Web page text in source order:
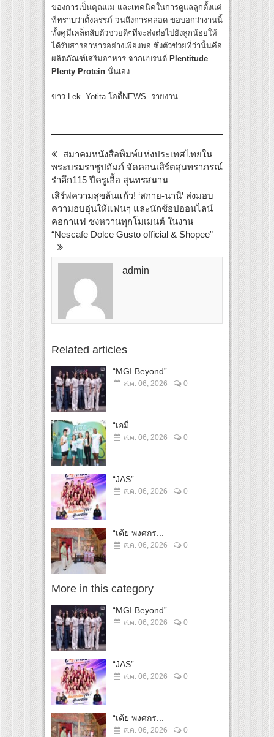
ของการเป็นคุณแม่ และเทคนิคในการดูแลลูกตั้งแต่
ที่ทราบว่าตั้งครรภ์ จนถึงการคลอด ขอบอกว่างานนี้
ทั้งคู่มีเคล็ดลับตัวช่วยดีๆที่จะส่งต่อไปยังลูกน้อยให้
ได้รับสารอาหารอย่างเพียงพอ ซึ่งตัวช่วยที่ว่านั้นคือ
ผลิตภัณฑ์เสริมอาหาร จากแบรนด์ Plentitude
Plenty Protein นั่นเอง
ข่าว Lek..Yotita โอดี้NEWS รายงาน
สมาคมหนังสือพิมพ์แห่งประเทศไทยใน
พระบรมราชูปถัมภ์ จัดคอนเสิร์ตสุนทราภรณ์
รำลึก115 ปีครูเอื้อ สุนทรสนาน
เสิร์ฟความสุขล้นแก้ว! ‘สกาย-นานิ’ ส่งมอบ
ความอบอุ่นให้แฟนๆ และนักช้อปออนไลน์
คอกาแฟ ชงหวานทุกโมเมนต์ ในงาน
“Nescafe Dolce Gusto official & Shopee”
admin
Related articles
“MGI Beyond”...
ส.ค. 06, 2026 0
“เอมี่...
ส.ค. 06, 2026 0
“JAS”...
ส.ค. 06, 2026 0
“เต้ย พงศกร...
ส.ค. 06, 2026 0
More in this category
“MGI Beyond”...
ส.ค. 06, 2026 0
“JAS”...
ส.ค. 06, 2026 0
“เต้ย พงศกร...
ส.ค. 06, 2026 0